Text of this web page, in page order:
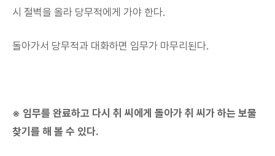
시 절벽을 올라 당무적에게 가야 한다.
돌아가서 당무적과 대화하면 임무가 마무리된다.
※ 임무를 완료하고 다시 취 씨에게 돌아가 취 씨가 하는 보물
찾기를 해 볼 수 있다.